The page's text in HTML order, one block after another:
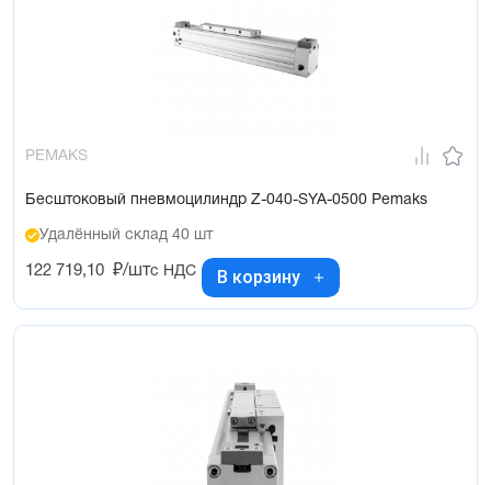
PEMAKS
Бесштоковый пневмоцилиндр Z-040-SYA-0500 Pemaks
Удалённый склад 40 шт
122 719,10 ₽/штс НДС В корзину